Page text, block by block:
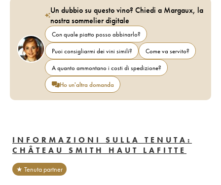
Un dubbio su questo vino? Chiedi a Margaux, la
nostra sommelier digitale
Con quale piatto posso abbinarlo?
Puoi consigliarmi dei vini simili?
Come va servito?
A quanto ammontano i costi di spedizione?
Ho un'altra domanda
INFORMAZIONI SULLA TENUTA:
CHÂTEAU SMITH HAUT LAFITTE
★ Tenuta partner